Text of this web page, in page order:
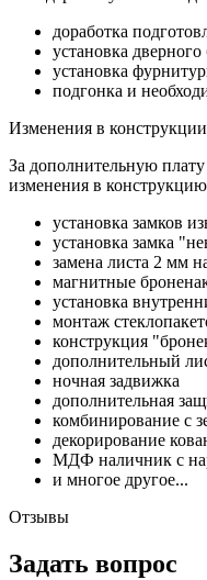
доработка
установка дверного
установка
подгонка и
Изменения в конструкции
За дополнительную
изменения в
установка замков
установка замка
замена листа 2 мм
магнитные
установка
монтаж
конструкция
дополнительный
ночная задвижка
дополнительная
комбинирование с
декорирование
МДФ наличник с
и многое другое...
Отзывы
Задать вопрос